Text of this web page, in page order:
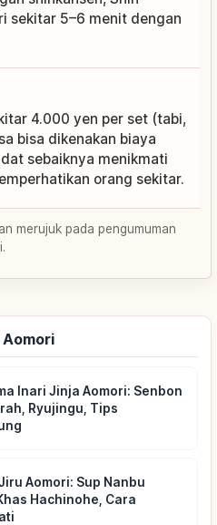
sekitar 5–6 menit dengan
4.000 yen per set (tabi,
bisa dikenakan biaya
sebaiknya menikmati
orang sekitar.
merujuk pada pengumuman
Inari Jinja Aomori: Senbon
Ryujingu, Tips
Aomori: Sup Nanbu
Hachinohe, Cara